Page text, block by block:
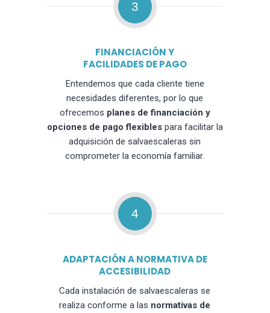
3
FINANCIACIÓN Y
FACILIDADES DE PAGO
Entendemos que cada cliente tiene
necesidades diferentes, por lo que
ofrecemos planes de financiación y
opciones de pago flexiblespara facilitar la
adquisición de salvaescaleras sin
comprometer la economía familiar.
4
ADAPTACIÓN A NORMATIVA DE
ACCESIBILIDAD
Cada instalación de salvaescaleras se
realiza conforme a las normativas de